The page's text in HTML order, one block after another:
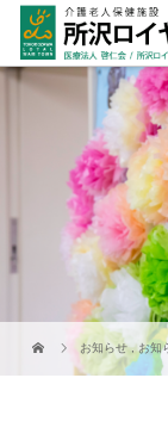
お知らせ ,お知